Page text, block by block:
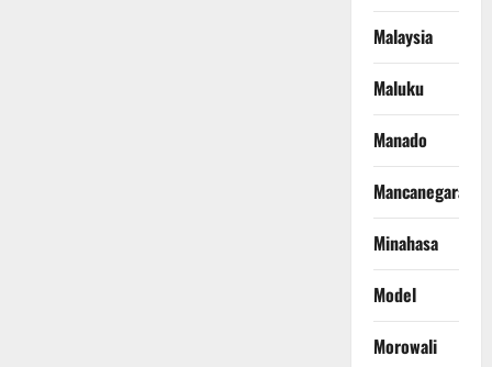
Malaysia
Maluku
Manado
Mancanegara
Minahasa
Model
Morowali